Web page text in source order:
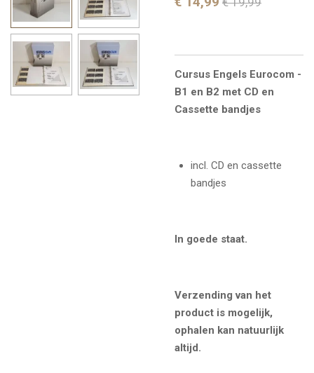
Cursus Engels Eurocom -
B1 en B2 met CD en
Cassette bandjes
incl. CD en cassette
bandjes
In goede staat.
Verzending van het
product is mogelijk,
ophalen kan natuurlijk
altijd.